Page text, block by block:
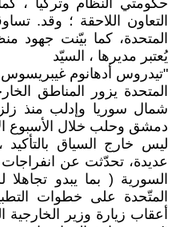
حكومتي النظام وتركيا ،
التعاون اللاحقة ؛ وقد.
المتحدة، كما بيّنت جهود
يُعتبر مديرها ، السيّد
"تيدروس أدهانوم
المتحدة يزور المناطق
دمشق وحلب خلال الأسبوع
ليس خارج السياق
عديدة، تحدّثت عن انفراجات
السورية ( بما يبدو تجاهلا
المتّحدة على خطوات
أعقاب زيارة وزير